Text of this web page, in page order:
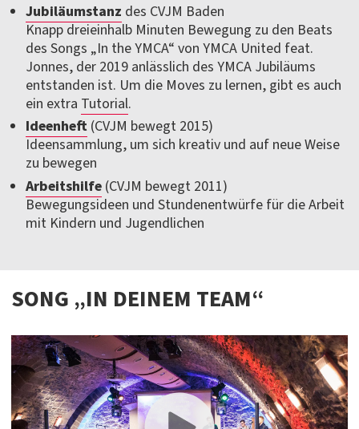
Jubiläumstanz des CVJM Baden
Knapp dreieinhalb Minuten Bewegung zu den Beats
des Songs „In the YMCA“ von YMCA United feat.
Jonnes, der 2019 anlässlich des YMCA Jubiläums
entstanden ist. Um die Moves zu lernen, gibt es auch
ein extra Tutorial.
Ideenheft (CVJM bewegt 2015)
Ideensammlung, um sich kreativ und auf neue Weise
zu bewegen
Arbeitshilfe (CVJM bewegt 2011)
Bewegungsideen und Stundenentwürfe für die Arbeit
mit Kindern und Jugendlichen
SONG „IN DEINEM TEAM“